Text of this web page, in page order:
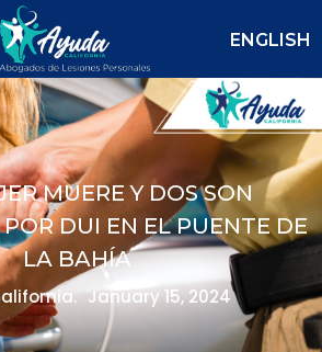
ENGLISH
MUERE Y DOS SON
DUI EN EL PUENTE DE
LA BAHÍA
January 15, 2024